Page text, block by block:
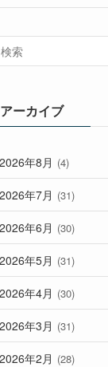
(33)
(248)
アーカイブ
2026年8月 (4)
2026年7月 (31)
2026年6月 (30)
2026年5月 (31)
2026年4月 (30)
2026年3月 (31)
2026年2月 (28)